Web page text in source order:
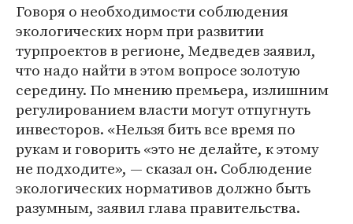
Говоря о необходимости соблюдения
экологических норм при развитии
турпроектов в регионе, Медведев заявил,
что надо найти в этом вопросе золотую
середину. По мнению премьера, излишним
регулированием власти могут отпугнуть
инвесторов. «Нельзя бить все время по
рукам и говорить «это не делайте, к этому
не подходите», — сказал он. Соблюдение
экологических нормативов должно быть
разумным, заявил глава правительства.